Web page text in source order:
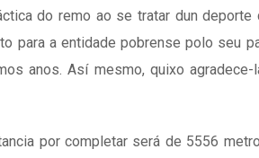
do remo ao se tratar dun
para a entidade pobrense polo seu
anos. Así mesmo, quixo
por completar será de 5556